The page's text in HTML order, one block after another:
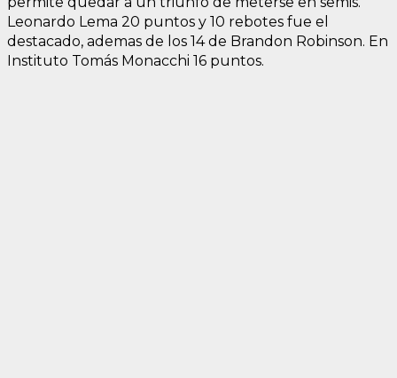
Leonardo Lema 20 puntos y 10 rebotes fue el
destacado, ademas de los 14 de Brandon Robinson. En
Instituto Tomás Monacchi 16 puntos.